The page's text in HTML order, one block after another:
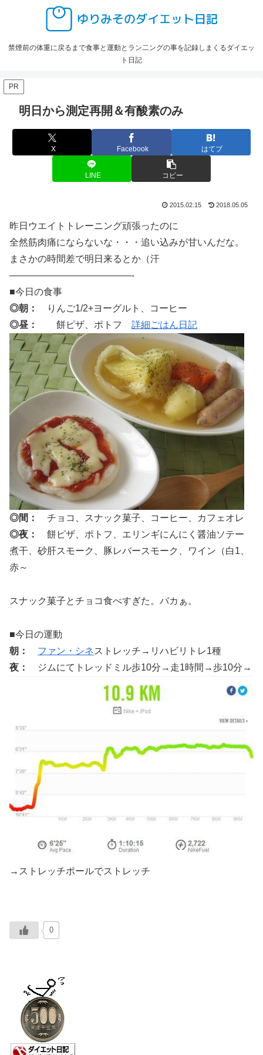
禁煙前の体重に戻るまで食事と運動とラン二ングの事を記録しまくるダイエッ
ト日記
PR
明日から測定再開＆有酸素のみ
X Facebook はてブ
LINE コピー
2015.02.15 2018.05.05
昨日ウエイトトレーニング頑張ったのに
全然筋肉痛にならないな・・・追い込みが甘いんだな。
まさかの時間差で明日来るとか（汗
—————————————-
■今日の食事
◎朝：
りんご1/2+ヨーグルト、コーヒー
◎昼：
餅ピザ、ポトフ 詳細ごはん日記
◎間：
チョコ、スナック菓子、コーヒー、カフェオレ
◎夜：
餅ピザ、ポトフ、エリンギにんにく醤油ソテー
煮干、砂肝スモーク、豚レバースモーク、ワイン（白1、
赤～
スナック菓子とチョコ食べすぎた。バカぁ。
■今日の運動
朝：
ファン・シネストレッチ→リハビリトレ1種
夜：
ジムにてトレッドミル歩10分→走1時間→歩10分→
→ストレッチポールでストレッチ
0